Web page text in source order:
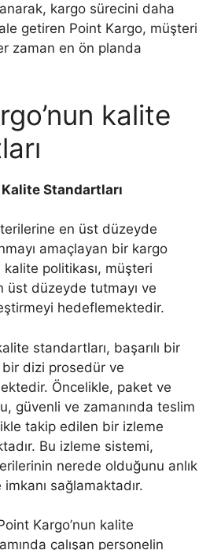
kargo sürecini daha
getiren Point Kargo, müşteri
zaman en ön planda
kalite
Standartları
en üst düzeyde
amaçlayan bir kargo
politikası, müşteri
üst düzeyde tutmayı ve
hedeflemektedir.
standartları, başarılı bir
dizi prosedür ve
Öncelikle, paket ve
güvenli ve zamanında teslim
takip edilen bir izleme
Bu izleme sistemi,
nerede olduğunu anlık
sağlamaktadır.
Kargo’nun kalite
çalışan personelin